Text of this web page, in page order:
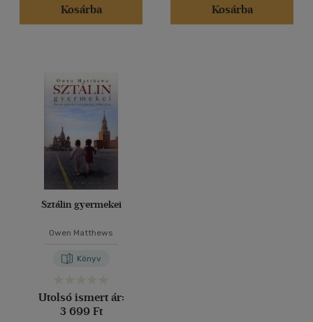
Kosárba
Kosárba
Sztálin gyermekei
Owen Matthews
Könyv
Utolsó ismert ár:
3 699 Ft